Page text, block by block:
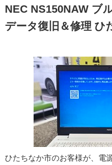
NEC NS150NAW ブ
データ復旧＆修理 ひ
ひたちなか市のお客様が、電